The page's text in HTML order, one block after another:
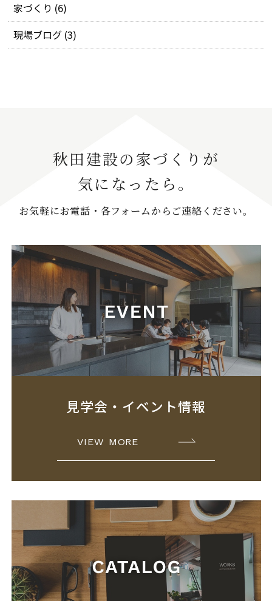
家づくり (6)
現場ブログ (3)
秋田建設の家づくりが
気になったら。
お気軽にお電話・各フォームからご連絡ください。
見学会・イベント情報
VIEW MORE